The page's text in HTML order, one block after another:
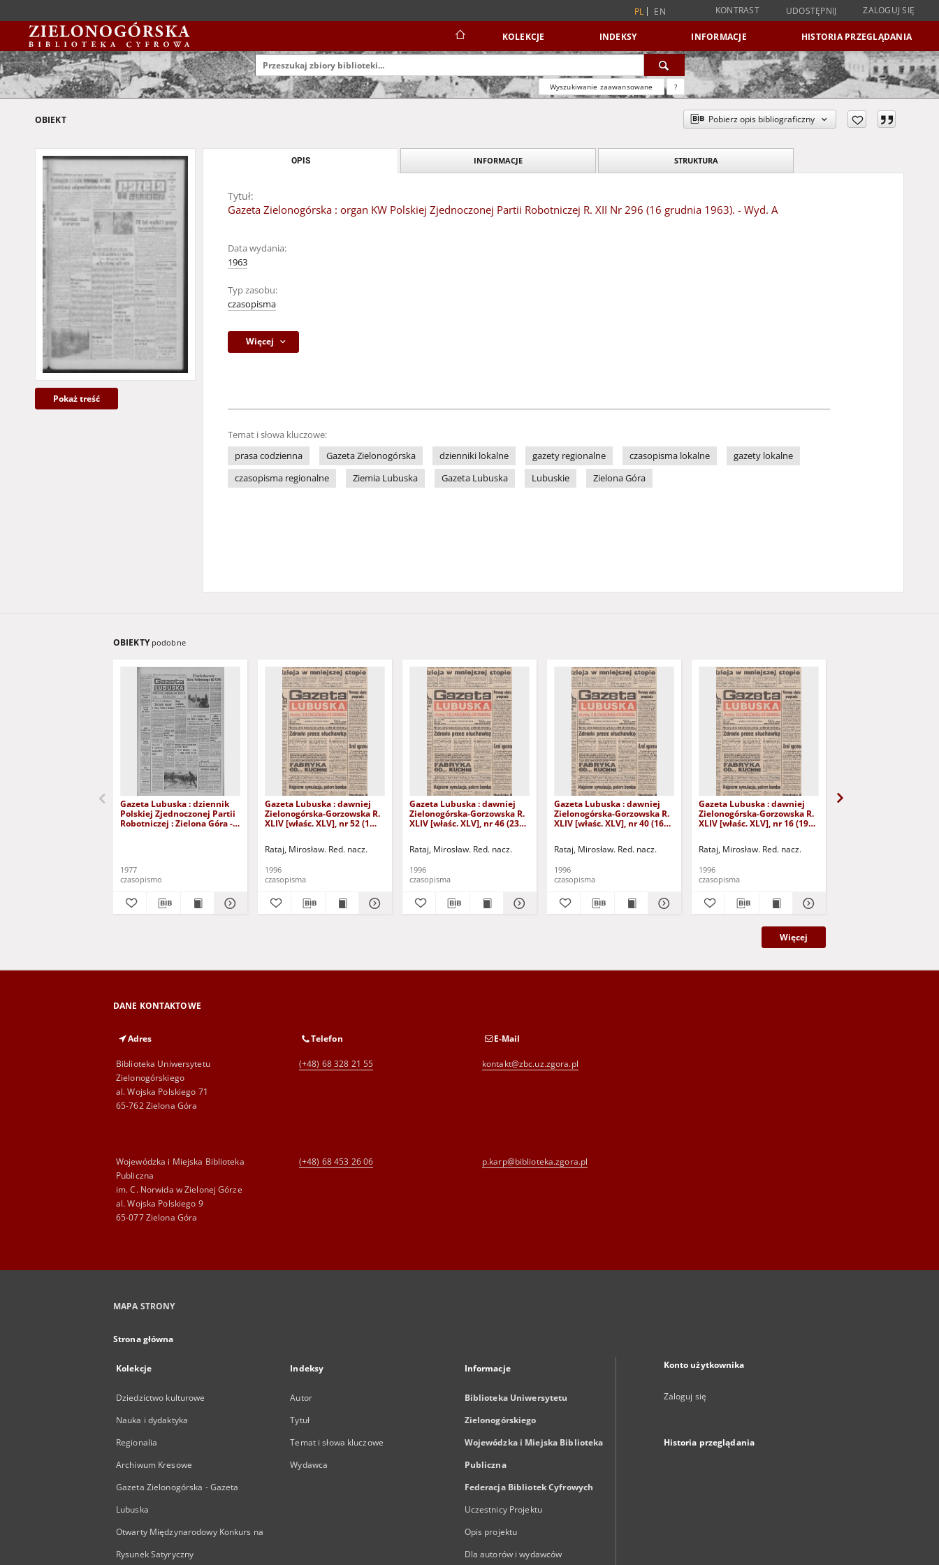
PL EN KONTRAST UDOSTĘPNIJ ZALOGUJ SIĘ
KOLEKCJE INDEKSY INFORMACJE HISTORIA PRZEGLĄDANIA
Wyszukiwanie zaawansowane ?
OBIEKT Pobierz opis bibliograficzny
Pokaż treść
OPIS INFORMACJE STRUKTURA
Tytuł:
Gazeta Zielonogórska : organ KW Polskiej Zjednoczonej Partii Robotniczej R. XII Nr 296 (16 grudnia 1963). - Wyd. A
Data wydania:
1963
Typ zasobu:
czasopisma
Więcej
Temat i słowa kluczowe:
prasa codzienna
Gazeta Zielonogórska dzienniki lokalne gazety regionalne czasopisma lokalne
gazety lokalne
czasopisma regionalne
Ziemia Lubuska Gazeta Lubuska Lubuskie Zielona Góra
OBIEKTY podobne
Gazeta Lubuska : dziennik
Polskiej Zjednoczonej Partii
Robotniczej : Zielona Góra -
1977
czasopismo
Gazeta Lubuska : dawniej
Zielonogórska-Gorzowska R.
XLIV [właśc. XLV], nr 52 (1
Rataj, Mirosław. Red. nacz.
1996
czasopisma
Gazeta Lubuska : dawniej
Zielonogórska-Gorzowska R.
XLIV [właśc. XLV], nr 46 (23
Rataj, Mirosław. Red. nacz.
1996
czasopisma
Gazeta Lubuska : dawniej
Zielonogórska-Gorzowska R.
XLIV [właśc. XLV], nr 40 (16
Rataj, Mirosław. Red. nacz.
1996
czasopisma
Gazeta Lubuska : dawniej
Zielonogórska-Gorzowska R.
XLIV [właśc. XLV], nr 16 (19
Rataj, Mirosław. Red. nacz.
1996
czasopisma
Więcej
DANE KONTAKTOWE
Adres
Biblioteka Uniwersytetu
Zielonogórskiego
al. Wojska Polskiego 71
65-762 Zielona Góra
Telefon
(+48) 68 328 21 55
E-Mail
kontakt@zbc.uz.zgora.pl
Wojewódzka i Miejska Biblioteka
Publiczna
im. C. Norwida w Zielonej Górze
al. Wojska Polskiego 9
65-077 Zielona Góra
(+48) 68 453 26 06 p.karp@biblioteka.zgora.pl
MAPA STRONY
Strona główna
Kolekcje
Dziedzictwo kulturowe
Nauka i dydaktyka
Regionalia
Archiwum Kresowe
Gazeta Zielonogórska - Gazeta
Lubuska
Otwarty Międzynarodowy Konkurs na
Rysunek Satyryczny
Indeksy
Autor
Tytuł
Temat i słowa kluczowe
Wydawca
Informacje
Biblioteka Uniwersytetu
Zielonogórskiego
Wojewódzka i Miejska Biblioteka
Publiczna
Federacja Bibliotek Cyfrowych
Uczestnicy Projektu
Opis projektu
Dla autorów i wydawców
Konto użytkownika
Zaloguj się
Historia przeglądania